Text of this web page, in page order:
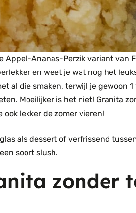
Appel-Ananas-Perzik variant van
en weet je wat nog het
al die smaken, terwijl je gewoon
Moeilijker is het niet! Granita
lekker de zomer vieren!
als dessert of verfrissend
soort slush.
zonder